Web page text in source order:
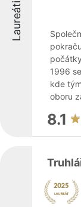
Laureáti
1996
kde
oboru
8.1